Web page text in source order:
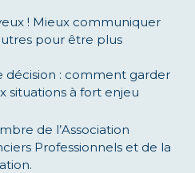
! Mieux communiquer
pour être plus
décision : comment garder
situations à fort enjeu
de l’Association
Professionnels et de la